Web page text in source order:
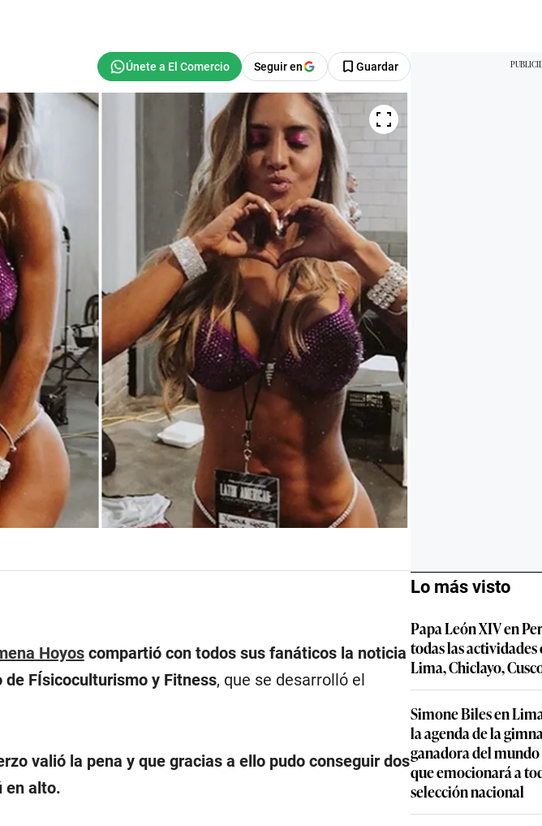
Seguir en Guardar
Hoyoscompartió con todos sus fanáticos la noticia
FÍsicoculturismo y Fitness, que se desarrolló el
valió la pena y que gracias a ello pudo conseguir dos
en alto.
Lo más visto
Papa León XIV en
todas las
Lima, Chiclayo,
Simone Biles en
la agenda de la
ganadora del
que emocionará a
selección nacional